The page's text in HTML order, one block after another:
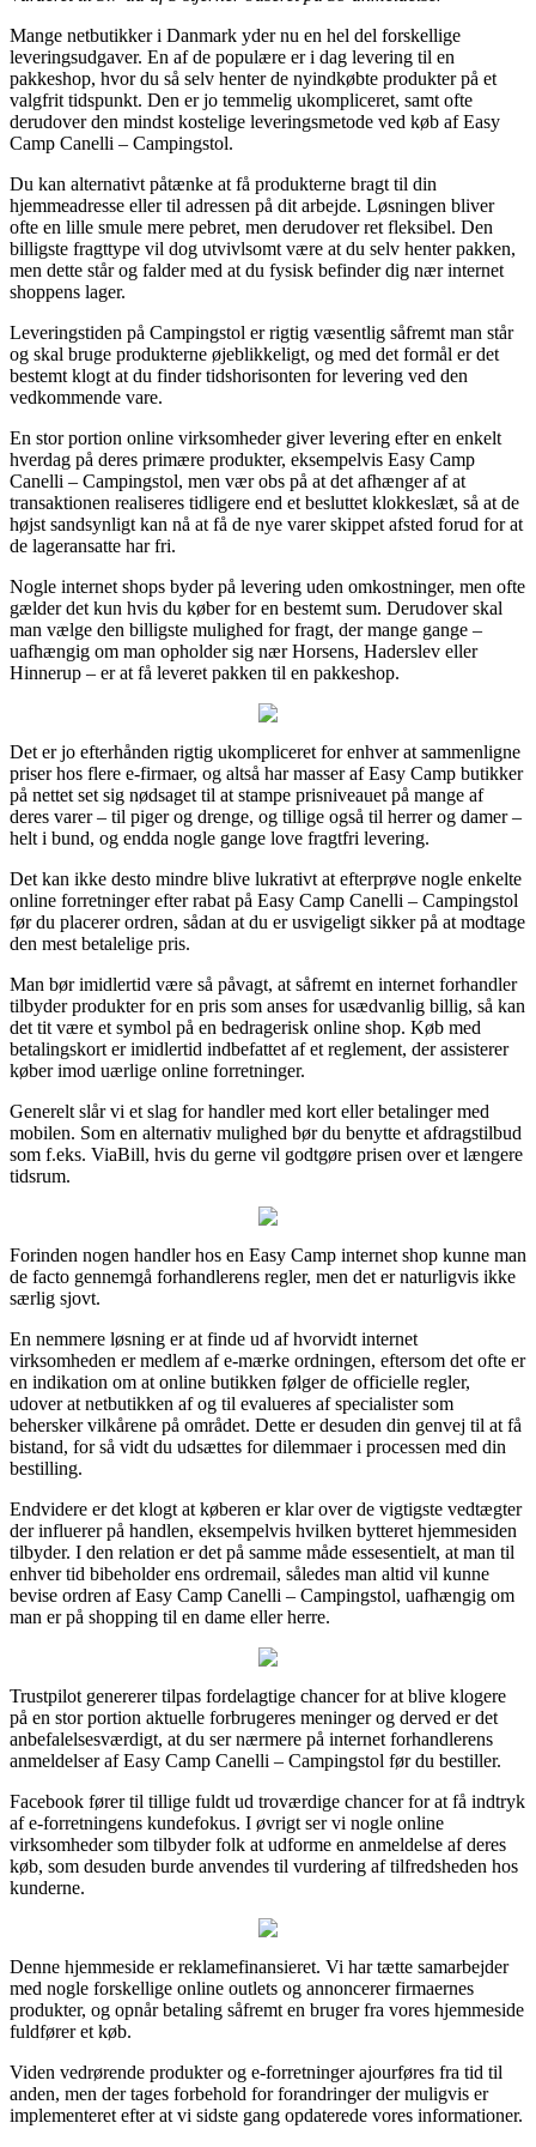
Mange netbutikker i Danmark yder nu en hel del forskellige
leveringsudgaver. En af de populære er i dag levering til en
pakkeshop, hvor du så selv henter de nyindkøbte produkter på et
valgfrit tidspunkt. Den er jo temmelig ukompliceret, samt ofte
derudover den mindst kostelige leveringsmetode ved køb af Easy
Camp Canelli – Campingstol.
Du kan alternativt påtænke at få produkterne bragt til din
hjemmeadresse eller til adressen på dit arbejde. Løsningen bliver
ofte en lille smule mere pebret, men derudover ret fleksibel. Den
billigste fragttype vil dog utvivlsomt være at du selv henter pakken,
men dette står og falder med at du fysisk befinder dig nær internet
shoppens lager.
Leveringstiden på Campingstol er rigtig væsentlig såfremt man står
og skal bruge produkterne øjeblikkeligt, og med det formål er det
bestemt klogt at du finder tidshorisonten for levering ved den
vedkommende vare.
En stor portion online virksomheder giver levering efter en enkelt
hverdag på deres primære produkter, eksempelvis Easy Camp
Canelli – Campingstol, men vær obs på at det afhænger af at
transaktionen realiseres tidligere end et besluttet klokkeslæt, så at de
højst sandsynligt kan nå at få de nye varer skippet afsted forud for at
de lageransatte har fri.
Nogle internet shops byder på levering uden omkostninger, men ofte
gælder det kun hvis du køber for en bestemt sum. Derudover skal
man vælge den billigste mulighed for fragt, der mange gange –
uafhængig om man opholder sig nær Horsens, Haderslev eller
Hinnerup – er at få leveret pakken til en pakkeshop.
Det er jo efterhånden rigtig ukompliceret for enhver at sammenligne
priser hos flere e-firmaer, og altså har masser af Easy Camp butikker
på nettet set sig nødsaget til at stampe prisniveauet på mange af
deres varer – til piger og drenge, og tillige også til herrer og damer –
helt i bund, og endda nogle gange love fragtfri levering.
Det kan ikke desto mindre blive lukrativt at efterprøve nogle enkelte
online forretninger efter rabat på Easy Camp Canelli – Campingstol
før du placerer ordren, sådan at du er usvigeligt sikker på at modtage
den mest betalelige pris.
Man bør imidlertid være så påvagt, at såfremt en internet forhandler
tilbyder produkter for en pris som anses for usædvanlig billig, så kan
det tit være et symbol på en bedragerisk online shop. Køb med
betalingskort er imidlertid indbefattet af et reglement, der assisterer
køber imod uærlige online forretninger.
Generelt slår vi et slag for handler med kort eller betalinger med
mobilen. Som en alternativ mulighed bør du benytte et afdragstilbud
som f.eks. ViaBill, hvis du gerne vil godtgøre prisen over et længere
tidsrum.
Forinden nogen handler hos en Easy Camp internet shop kunne man
de facto gennemgå forhandlerens regler, men det er naturligvis ikke
særlig sjovt.
En nemmere løsning er at finde ud af hvorvidt internet
virksomheden er medlem af e-mærke ordningen, eftersom det ofte er
en indikation om at online butikken følger de officielle regler,
udover at netbutikken af og til evalueres af specialister som
behersker vilkårene på området. Dette er desuden din genvej til at få
bistand, for så vidt du udsættes for dilemmaer i processen med din
bestilling.
Endvidere er det klogt at køberen er klar over de vigtigste vedtægter
der influerer på handlen, eksempelvis hvilken bytteret hjemmesiden
tilbyder. I den relation er det på samme måde essesentielt, at man til
enhver tid bibeholder ens ordremail, således man altid vil kunne
bevise ordren af Easy Camp Canelli – Campingstol, uafhængig om
man er på shopping til en dame eller herre.
Trustpilot genererer tilpas fordelagtige chancer for at blive klogere
på en stor portion aktuelle forbrugeres meninger og derved er det
anbefalelsesværdigt, at du ser nærmere på internet forhandlerens
anmeldelser af Easy Camp Canelli – Campingstol før du bestiller.
Facebook fører til tillige fuldt ud troværdige chancer for at få indtryk
af e-forretningens kundefokus. I øvrigt ser vi nogle online
virksomheder som tilbyder folk at udforme en anmeldelse af deres
køb, som desuden burde anvendes til vurdering af tilfredsheden hos
kunderne.
Denne hjemmeside er reklamefinansieret. Vi har tætte samarbejder
med nogle forskellige online outlets og annoncerer firmaernes
produkter, og opnår betaling såfremt en bruger fra vores hjemmeside
fuldfører et køb.
Viden vedrørende produkter og e-forretninger ajourføres fra tid til
anden, men der tages forbehold for forandringer der muligvis er
implementeret efter at vi sidste gang opdaterede vores informationer.